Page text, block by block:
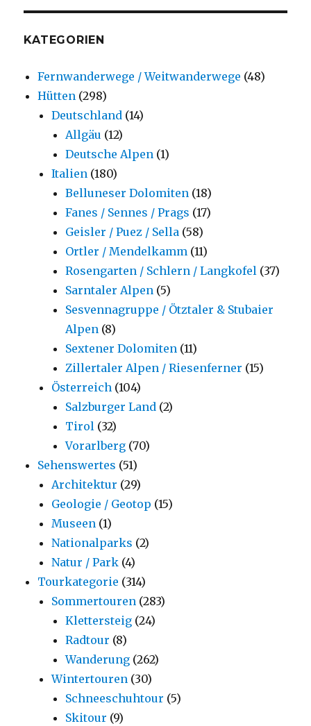
KATEGORIEN
Fernwanderwege / Weitwanderwege (48)
Hütten (298)
Deutschland (14)
Allgäu (12)
Deutsche Alpen (1)
Italien (180)
Belluneser Dolomiten (18)
Fanes / Sennes / Prags (17)
Geisler / Puez / Sella (58)
Ortler / Mendelkamm (11)
Rosengarten / Schlern / Langkofel (37)
Sarntaler Alpen (5)
Sesvennagruppe / Ötztaler & Stubaier
Alpen (8)
Sextener Dolomiten (11)
Zillertaler Alpen / Riesenferner (15)
Österreich (104)
Salzburger Land (2)
Tirol (32)
Vorarlberg (70)
Sehenswertes (51)
Architektur (29)
Geologie / Geotop (15)
Museen (1)
Nationalparks (2)
Natur / Park (4)
Tourkategorie (314)
Sommertouren (283)
Klettersteig (24)
Radtour (8)
Wanderung (262)
Wintertouren (30)
Schneeschuhtour (5)
Skitour (9)